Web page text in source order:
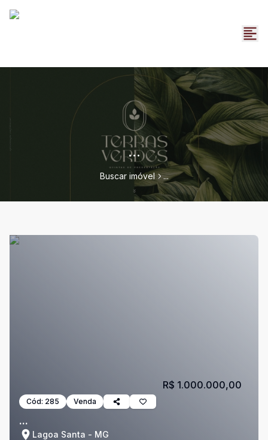
...
Buscar imóvel ...
Cód: 285 Venda
...
Lagoa Santa - MG
R$ 1.000.000,00